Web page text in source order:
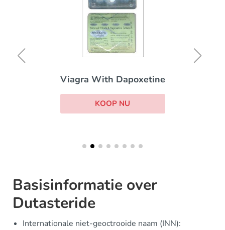
Viagra With Dapoxetine
KOOP NU
Basisinformatie over
Dutasteride
Internationale niet-geoctrooide naam (INN):